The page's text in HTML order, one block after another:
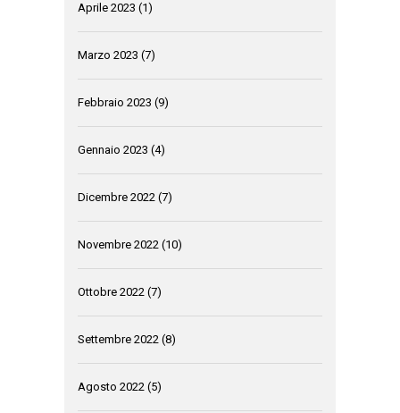
Aprile 2023 (1)
Marzo 2023 (7)
Febbraio 2023 (9)
Gennaio 2023 (4)
Dicembre 2022 (7)
Novembre 2022 (10)
Ottobre 2022 (7)
Settembre 2022 (8)
Agosto 2022 (5)